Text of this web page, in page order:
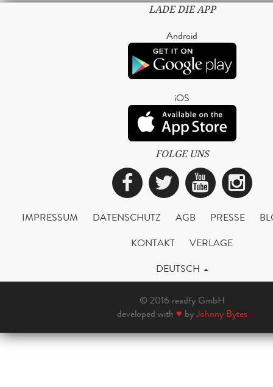
LADE DIE APP
Android
iOS
FOLGE UNS
Facebook
Twitter
IMPRESSUM DATENSCHUTZ AGB PRESSE
KONTAKT
VERLAGE
DEUTSCH
© 2016 readfy GmbH
developed with ♥ byJohnny Bytes